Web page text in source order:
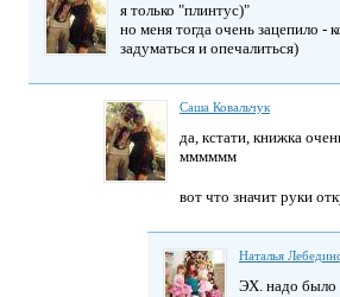
я только "плинтус)"
но меня тогда очень зацепило -
задуматься и опечалиться)
Саша Ковальчук
да, кстати, книжка
мммммм
вот что значит руки
Наталья
ЭХ. надо было